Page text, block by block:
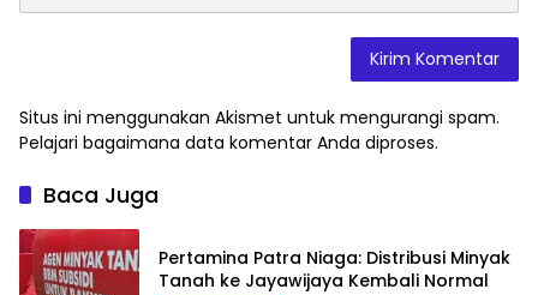
Situs ini menggunakan Akismet untuk mengurangi spam.
Pelajari bagaimana data komentar Anda diproses.
Baca Juga
Pertamina Patra Niaga: Distribusi Minyak
Tanah ke Jayawijaya Kembali Normal